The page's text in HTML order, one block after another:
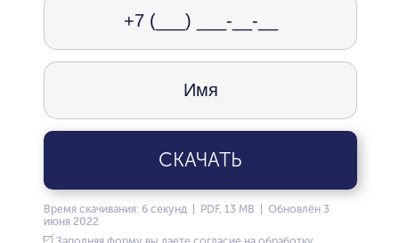
СКАЧАТЬ
Время скачивания: 6 секунд | PDF, 13 MB | Обновлён 3
июня 2022